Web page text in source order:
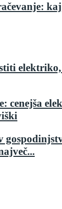
cenejša